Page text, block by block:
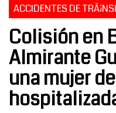
ACCIDENTES DE
Colisión en
Almirante
una mujer